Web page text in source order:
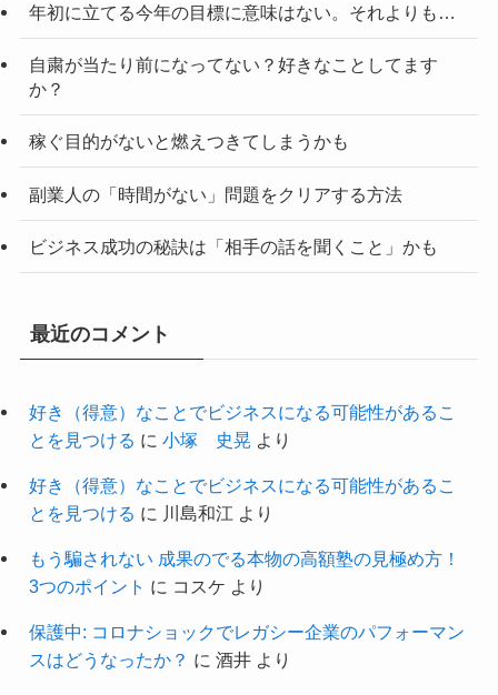
年初に立てる今年の目標に意味はない。それよりも…
自粛が当たり前になってない？好きなことしてます
か？
稼ぐ目的がないと燃えつきてしまうかも
副業人の「時間がない」問題をクリアする方法
ビジネス成功の秘訣は「相手の話を聞くこと」かも
最近のコメント
好き（得意）なことでビジネスになる可能性があるこ
とを見つける に 小塚 史晃 より
好き（得意）なことでビジネスになる可能性があるこ
とを見つける に 川島和江 より
もう騙されない 成果のでる本物の高額塾の見極め方！
3つのポイント に コスケ より
保護中: コロナショックでレガシー企業のパフォーマン
スはどうなったか？ に 酒井より